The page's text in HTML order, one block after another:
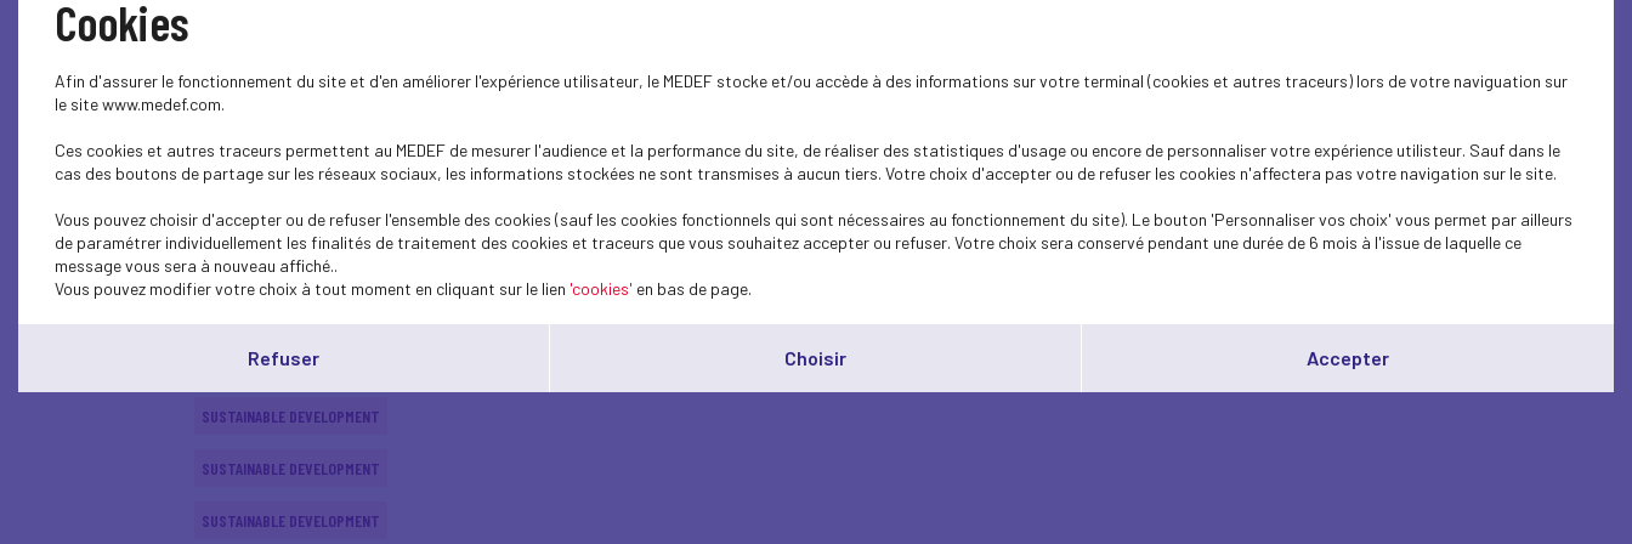
SUSTAINABLE DEVELOPMENT
SUSTAINABLE DEVELOPMENT
ECONOMY
SUSTAINABLE DEVELOPMENT
SUSTAINABLE DEVELOPMENT
SUSTAINABLE DEVELOPMENT
SUSTAINABLE DEVELOPMENT
Cookies
Afin d'assurer le fonctionnement du site et d'en améliorer l'expérience utilisateur, le MEDEF stocke et/ou accède à des informations sur votre terminal (cookies et autres traceurs) lors de votre naviguation sur
le site www.medef.com.
Ces cookies et autres traceurs permettent au MEDEF de mesurer l'audience et la performance du site, de réaliser des statistiques d'usage ou encore de personnaliser votre expérience utilisteur. Sauf dans le
cas des boutons de partage sur les réseaux sociaux, les informations stockées ne sont transmises à aucun tiers. Votre choix d'accepter ou de refuser les cookies n'affectera pas votre navigation sur le site.
Vous pouvez choisir d'accepter ou de refuser l'ensemble des cookies (sauf les cookies fonctionnels qui sont nécessaires au fonctionnement du site). Le bouton 'Personnaliser vos choix' vous permet par ailleurs
de paramétrer individuellement les finalités de traitement des cookies et traceurs que vous souhaitez accepter ou refuser. Votre choix sera conservé pendant une durée de 6 mois à l'issue de laquelle ce
message vous sera à nouveau affiché..
Vous pouvez modifier votre choix à tout moment en cliquant sur le lien 'cookies' en bas de page.
Refuser Choisir Accepter